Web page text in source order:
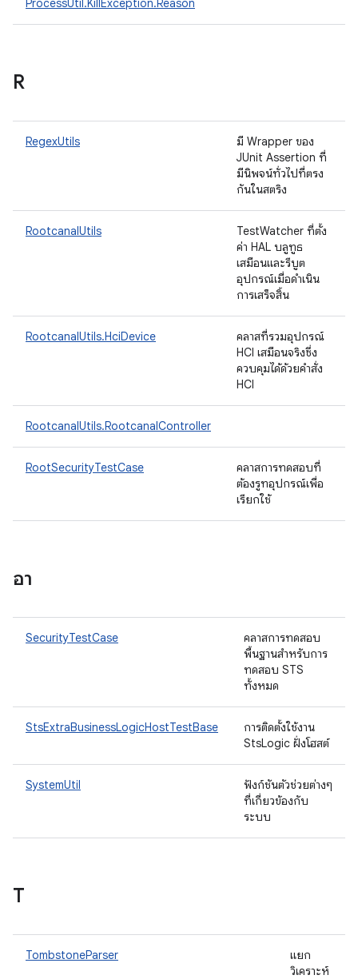
ProcessUtil.KillException.Reason
R
RegexUtils
มี Wrapper ของ
JUnit Assertion ที่
มีนิพจน์ทั่วไปที่ตรง
กันในสตริง
RootcanalUtils
TestWatcher ที่ตั้ง
ค่า HAL บลูทูธ
เสมือนและรีบูต
อุปกรณ์เมื่อดำเนิน
การเสร็จสิ้น
RootcanalUtils.HciDevice
คลาสที่รวมอุปกรณ์
HCI เสมือนจริงซึ่ง
ควบคุมได้ด้วยคําสั่ง
HCI
RootcanalUtils.RootcanalController
RootSecurityTestCase
คลาสการทดสอบที่
ต้องรูทอุปกรณ์เพื่อ
เรียกใช้
อา
SecurityTestCase
คลาสการทดสอบ
พื้นฐานสําหรับการ
ทดสอบ STS
ทั้งหมด
StsExtraBusinessLogicHostTestBase
การติดตั้งใช้งาน
StsLogic ฝั่งโฮสต์
SystemUtil
ฟังก์ชันตัวช่วยต่างๆ
ที่เกี่ยวข้องกับ
ระบบ
T
TombstoneParser
แยก
วิเคราะห์